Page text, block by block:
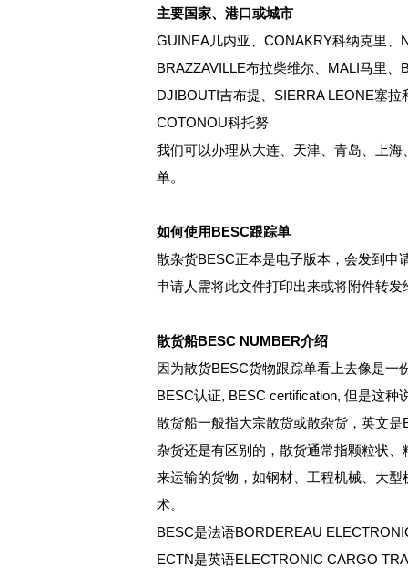
主要国家、港口或城市
GUINEA几内亚、CONAKRY科纳克里
BRAZZAVILLE布拉柴维尔、MALI马里
DJIBOUTI吉布提、SIERRA LEONE塞
COTONOU科托努
我们可以办理从大连、天津、青岛、上
单。
如何使用BESC跟踪单
散杂货BESC正本是电子版本，会发到申
申请人需将此文件打印出来或将附件转
散货船BESC NUMBER介绍
因为散货BESC货物跟踪单看上去像是一
BESC认证, BESC certification, 但是这种
散货船一般指大宗散货或散杂货，英文
杂货还是有区别的，散货通常指颗粒状
来运输的货物，如钢材、工程机械、大
术。
BESC是法语BORDEREAU
ECTN是英语ELECTRONIC CARGO